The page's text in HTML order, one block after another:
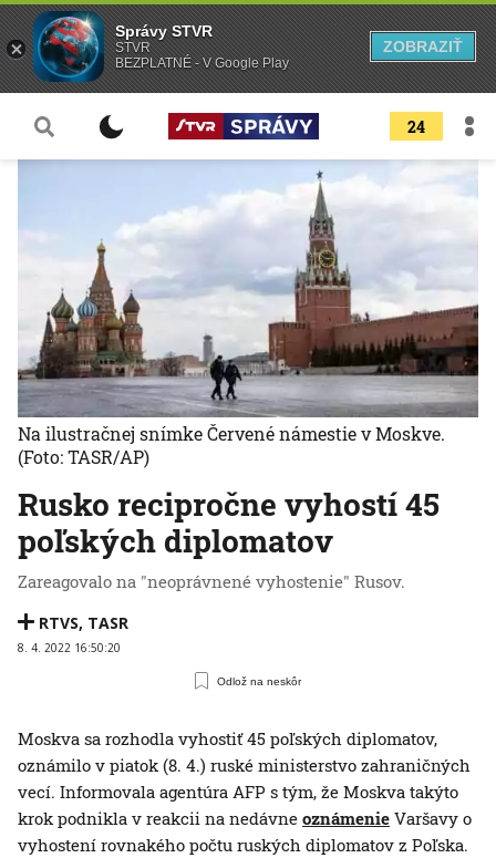
24
Rusko recipročne vyhostí 45
poľských diplomatov
Zareagovalo na "neoprávnené vyhostenie" Rusov.
RTVS, TASR
8. 4. 2022 16:50:20
Odlož na neskôr
Na ilustračnej snímke Červené námestie v Moskve.
(Foto: TASR/AP)
Moskva sa rozhodla vyhostiť 45 poľských diplomatov,
oznámilo v piatok (8. 4.) ruské ministerstvo zahraničných
vecí. Informovala agentúra AFP s tým, že Moskva takýto
krok podnikla v reakcii na nedávne oznámenie Varšavy o
vyhostení rovnakého počtu ruských diplomatov z Poľska.
Správy STVR
STVR
BEZPLATNÉ - V Google Play
ZOBRAZIŤ